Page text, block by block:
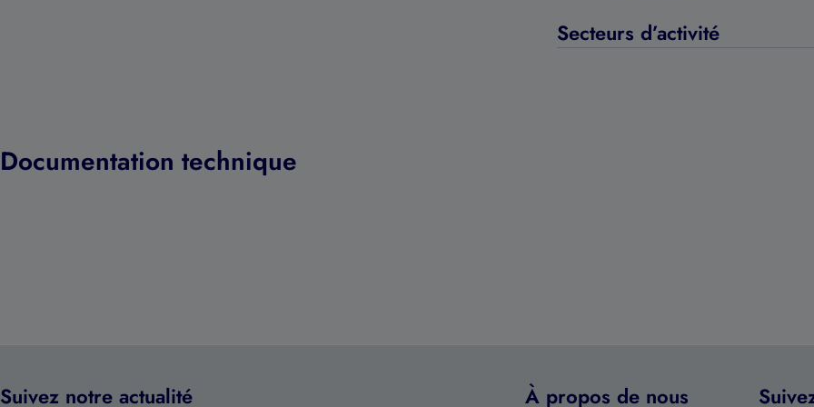
Secteurs d’activité
Documentation technique
Suivez notre actualité À propos de nous